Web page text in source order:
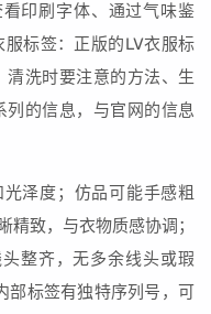
印刷字体、通过气味鉴
标签：正版的LV衣服标
洗时要注意的方法、生
的信息，与官网的信息
泽度；仿品可能手感粗
精致，与衣物质感协调；
整齐，无多余线头或瑕
部标签有独特序列号，可